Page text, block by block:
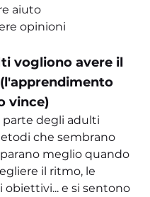
aiuto
opinioni
vogliono avere il
vince)
parte degli adulti
che sembrano
meglio quando
il ritmo, le
obiettivi... e si sentono